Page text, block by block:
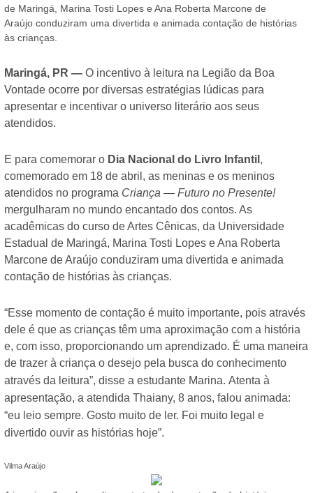
de Maringá, Marina Tosti Lopes e Ana Roberta Marcone de
Araújo conduziram uma divertida e animada contação de histórias
às crianças.
Maringá, PR — O incentivo à leitura na Legião da Boa
Vontade ocorre por diversas estratégias lúdicas para
apresentar e incentivar o universo literário aos seus
atendidos.
E para comemorar o Dia Nacional do Livro Infantil ,
comemorado em 18 de abril, as meninas e os meninos
atendidos no programa Criança — Futuro no Presente!
mergulharam no mundo encantado dos contos. As
acadêmicas do curso de Artes Cênicas, da Universidade
Estadual de Maringá, Marina Tosti Lopes e Ana Roberta
Marcone de Araújo conduziram uma divertida e animada
contação de histórias às crianças.
“Esse momento de contação é muito importante, pois através
dele é que as crianças têm uma aproximação com a história
e, com isso, proporcionando um aprendizado. É uma maneira
de trazer à criança o desejo pela busca do conhecimento
através da leitura”, disse a estudante Marina. Atenta à
apresentação, a atendida Thaiany, 8 anos, falou animada:
“eu leio sempre. Gosto muito de ler. Foi muito legal e
divertido ouvir as histórias hoje”.
Vilma Araújo